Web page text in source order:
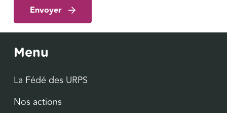
Envoyer
Menu
La Fédé des URPS
Nos actions